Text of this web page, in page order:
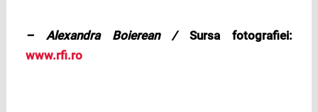
– Alexandra Boierean / Sursa fotografiei:
www.rfi.ro